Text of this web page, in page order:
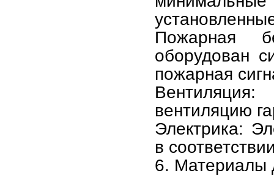
Пожарная
оборудован
пожарная
Вентиляция:
вентиляцию
Электрика:
в
6. Материалы